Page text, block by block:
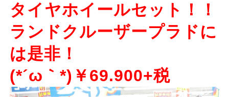
タイヤホイールセット！！
ランドクルーザープラドに
は是非！
(*´ω｀*)￥69.900+税